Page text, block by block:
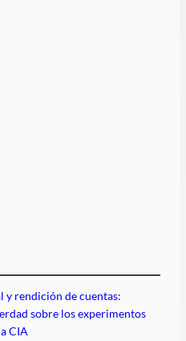
y rendición de cuentas:
sobre los experimentos
CIA